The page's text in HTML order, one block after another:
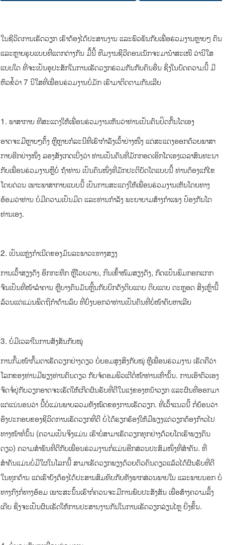
ໃນຊີວິດການເຮັດວຽກ ເຮົາຕ້ອງໄດ້ປະສານງານ ແລະພົວພັນກັບເພື່ອຮ່ວມງານຫຼາຍໆ ຄົນ
ແລະຫຼາຍຮູບແບບທີ່ແຕກຕ່າງກັນ ມື້ນີ້ ທີມງານຊີວີຄອນເນັກຈະມານຳສະເໜີ ວ່ານິໃສ
ແບບໃດ ທີ່ຈະເປັນອຸປະສັກໃນການເຮັດວຽກຮ່ວມກັນກັບຄົນອື່ນ ຊຶ່ງໃນບົດຄວາມນີ້ ມີ
ຫົວຂໍ້ວ່າ 7 ນິໃສທີ່ເພື່ອນຮ່ວມງານບໍ່ມັກ ເຮົາມາຕິດຕາມກັນເລີຍ
1. ພາສາກາຍ ທີສະແດງໃຫ້ເພື່ອນຮ່ວມງານເຫັນວ່າທ່ານເປັນຄົນປິດກັ້ນໂຕເອງ
ອາດຈະມີຫຼາຍໆຄັ້ງ ຫຼືຫຼາຍກໍລະນີທີ່ເຮົາກຳລັງເວົ້າຢ່າງໜຶ່ງ ແຕ່ສະແດງອອກດ້ວຍພາສາ
ກາຍອີກຢ່າງໜຶ່ງ ລອງສັງເກດເບິ່ງວ່າ ທ່ານເປັນຄົນທີ່ມັກກອດເອິກໂຕເອງເວລາສົນທະນາ
ກັບເພື່ອນຮ່ວມງານຫຼືບໍ່ ຖ້າທ່ານ ເປັນຄົນໜຶ່ງທີ່ມັກປະຕິບັດໂຕແບບນີ້ ທ່ານຕ້ອງແກ້ໄຂ
ໂດຍດ່ວນ ເພາະພາສາກາຍແບບນີ້ ເປັນການສະແດງໃຫ້ເພື່ອນຮ່ວມງານເຫັນໂດຍທາງ
ອ້ອມວ່າທ່ານ ບໍ່ມີຄວາມເປັນມິດ ແລະທ່ານກຳລັງ ພະຍາຍາມສ້າງກຳແພງ ປ້ອງກັນໂຕ
ທ່ານເອງ.
2. ເປັນແຫຼ່ງກຳເນີດຂອງມົນລະພາວະທາງສຽງ
ການເວົ້າສຽງດັງ ອຶກກະທຶກ ຫຼືໂວຍວາຍ, ກິນເຂົ້າໜົມສຽງດັງ, ກົດແປ້ນພິມກອກແກກ
ຈົນເປັນທີ່ໜ້າລຳຄານ ຫຼືບາງຄົນມັນຫຼິ້ນກັບບິກດັງຕິບແຕບ ຕິບແຕບ ຕະຫຼອດ ສິ່ງເຫຼົ່ານີ້
ລ້ວນແຕ່ແມ່ນພຶດຖິກຳດ້ານລົບ ທີ່ບົ່ງບອກວ່າທ່ານເປັນຄົນທີ່ບໍ່ໜ້າຄົບຫາເລີຍ
3. ບໍ່ມີເວລາໃນການສັງສັນກັບໝູ່
ການກົ້ມໜ້າກົ້ມຕາເຮັດວຽກຢ່າງດຽວ ບໍ່ຍອມສຸງສິງກັບໝູ່ ຫຼືເພື່ອນຮ່ວມງານ ເຮັດຄືວ່າ
ໂລກຂອງທ່ານມີພຽງທ່ານຄົນດຽວ ກັບຈໍຄອມພິວເຕີຕໍ່ໜ້າທ່ານເທົ່ານັ້ນ. ການເອົາຕົວເອງ
ຈົດຈໍ່ຢູ່ກັບວຽກອາດຈະເຮັດໃຫ້ເກີດຜົນຮັບທີ່ດີໃນແງ່ຂອງຫນ້າວຽກ ແລະຜົນທີ່ອອກມາ
ແຕ່ແນ່ນອນວ່າ ນີ້ບໍ່ແມ່ນພາບລວມທັງໝົດຂອງການເຮັດວຽກ. ທີ່ເວົ້າແນວນີ້ ກໍ່ຍ້ອນວ່າ
ອົງປະກອບຂອງຊີວິດການເຮັດວຽກທີ່ດີ ບໍ່ໄດ້ຮຽກຮ້ອງໃຫ້ມີພຽງແຕ່ວຽກຕ້ອງກ້າວໄປ
ທາງໜ້າທໍ່ນັ້ນ (ຄວາມເປັນຈິງແມ່ນ ເຮົາບໍ່ສາມາເຮັດວຽກທຸກຢ່າງດ້ວຍໂຕເຮົາພຽງຄົນ
ດຽວ) ຄວາມສຳພັນທີ່ດີກັບເພື່ອນຮ່ວມງານກໍ່ແມ່ນອີກສ່ວນປະສົມໜຶ່ງທີ່ສຳຄັນ. ທີ່
ສຳຄັນແມ່ນບໍ່ມີໃຜໃນໂລກນີ້ ສາມາເຮັດວຽກພຽງດ້ວຍຕົວຄົນດຽວແລ້ວໄດ້ຜົນຮັບທີ່ດີ
ໃນທູກດ້ານ ແຕ່ເຮົາຍັງຕ້ອງໄດ້ປະສານສົມທົບກັບທັງພາກສ່ວນພາຍໃນ ແລະພາຍນອກ ບໍ່
ທາງກົງກໍ່ທາງອ້ອມ ເພາະສະນັ້ນເຮົາກໍ່ຄວນຈະມີການພົບປະສັງສັນ ເພື່ອສ້າງຄວາມລຶ້ງ
ເຄີຍ ຊຶ່ງຈະເປັນຜົນເຮັດໃຫ້ການປະສານງານກັນໃນການເຮັດວຽກລ່ຽນໄຫຼ ຍິ່ງຂຶ້ນ.